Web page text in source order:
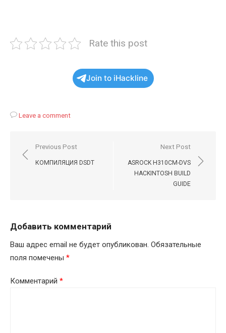
Rate this post
Join to iHackline
Leave a comment
Навигация
по
Previous Post
КОМПИЛЯЦИЯ DSDT
Next Post
ASROCK H310CM-DVS
HACKINTOSH BUILD
GUIDE
Добавить комментарий
Ваш адрес email не будет опубликован. Обязательные
поля помечены *
Комментарий *